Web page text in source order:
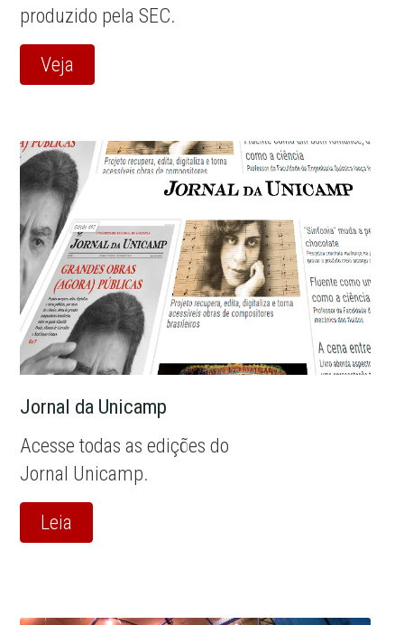
produzido pela SEC.
Veja
Jornal da Unicamp
Acesse todas as edições do
Jornal Unicamp.
Leia